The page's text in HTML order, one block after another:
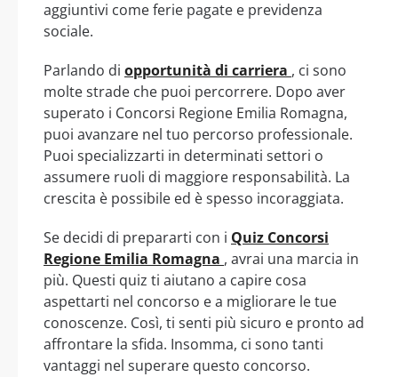
aggiuntivi come ferie pagate e previdenza
sociale.
Parlando di opportunità di carriera , ci sono
molte strade che puoi percorrere. Dopo aver
superato i Concorsi Regione Emilia Romagna,
puoi avanzare nel tuo percorso professionale.
Puoi specializzarti in determinati settori o
assumere ruoli di maggiore responsabilità. La
crescita è possibile ed è spesso incoraggiata.
Se decidi di prepararti con i Quiz Concorsi
Regione Emilia Romagna , avrai una marcia in
più. Questi quiz ti aiutano a capire cosa
aspettarti nel concorso e a migliorare le tue
conoscenze. Così, ti senti più sicuro e pronto ad
affrontare la sfida. Insomma, ci sono tanti
vantaggi nel superare questo concorso.